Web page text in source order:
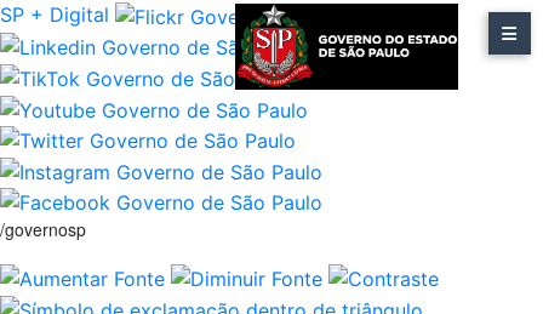
SP + Digital
/governosp